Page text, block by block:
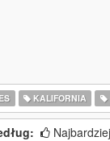
KALIFORNIA